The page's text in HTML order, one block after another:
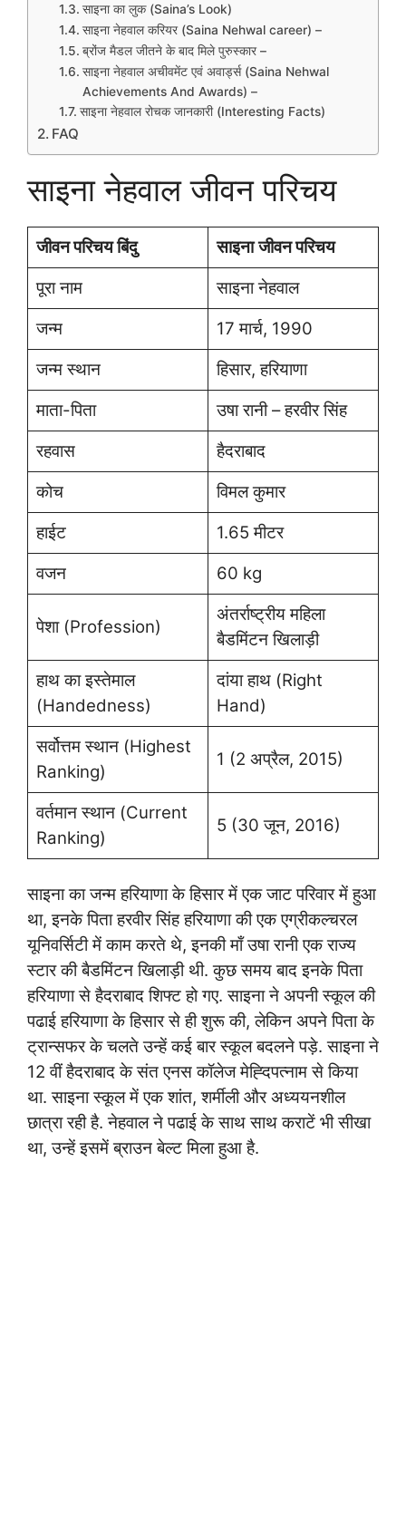
साइना का लुक (Saina’s Look)
साइना नेहवाल करियर (Saina Nehwal career) –
ब्रोंज मैडल जीतने के बाद मिले पुरुस्कार –
साइना नेहवाल अचीवमेंट एवं अवार्ड्स (Saina Nehwal
Achievements And Awards) –
साइना नेहवाल रोचक जानकारी (Interesting Facts)
FAQ
साइना नेहवाल जीवन परिचय
जीवन परिचय बिंदु साइना जीवन परिचय
पूरा नाम
साइना नेहवाल
जन्म
17 मार्च, 1990
जन्म स्थान
हिसार, हरियाणा
माता-पिता
उषा रानी – हरवीर सिंह
रहवास
हैदराबाद
कोच
विमल कुमार
हाईट
1.65 मीटर
वजन
60 kg
पेशा (Profession)
अंतर्राष्ट्रीय महिला
बैडमिंटन खिलाड़ी
हाथ का इस्तेमाल
(Handedness)
दांया हाथ (Right
Hand)
सर्वोत्तम स्थान (Highest
Ranking)
1 (2 अप्रैल, 2015)
वर्तमान स्थान (Current
Ranking)
5 (30 जून, 2016)
साइना का जन्म हरियाणा के हिसार में एक जाट परिवार में हुआ
था, इनके पिता हरवीर सिंह हरियाणा की एक एग्रीकल्चरल
यूनिवर्सिटी में काम करते थे, इनकी माँ उषा रानी एक राज्य
स्टार की बैडमिंटन खिलाड़ी थी. कुछ समय बाद इनके पिता
हरियाणा से हैदराबाद शिफ्ट हो गए. साइना ने अपनी स्कूल की
पढाई हरियाणा के हिसार से ही शुरू की, लेकिन अपने पिता के
ट्रान्सफर के चलते उन्हें कई बार स्कूल बदलने पड़े. साइना ने
12 वीं हैदराबाद के संत एनस कॉलेज मेह्दिपत्नाम से किया
था. साइना स्कूल में एक शांत, शर्मीली और अध्ययनशील
छात्रा रही है. नेहवाल ने पढाई के साथ साथ कराटें भी सीखा
था, उन्हें इसमें ब्राउन बेल्ट मिला हुआ है.